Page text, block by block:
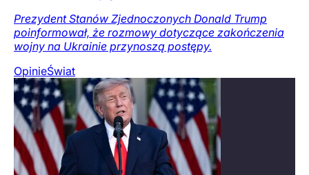
Prezydent Stanów Zjednoczonych Donald Trump
poinformował, że rozmowy dotyczące zakończenia
wojny na Ukrainie przynoszą postępy.
OpinieŚwiat